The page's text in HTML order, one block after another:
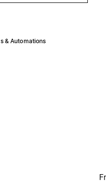
& Automations